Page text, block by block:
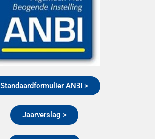
Standaardformulier ANBI >
Jaarverslag >